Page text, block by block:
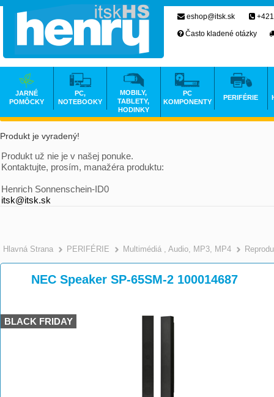
Produkt je vyradený!
Produkt už nie je v našej ponuke.
Kontaktujte, prosím, manažéra produktu:
Henrich Sonnenschein-ID0
itsk@itsk.sk
Hlavná Strana >
PERIFÉRIE >
Multimédiá , Audio, MP3, MP4
NEC Speaker SP-65SM-2 100014687
BLACK FRIDAY
eshop@itsk.sk
Často kladené otázky
JARNÉ
POMÔCKY
PC,
NOTEBOOKY
MOBILY,
TABLETY,
HODINKY
PC
KOMPONENTY
PERIFÉRIE